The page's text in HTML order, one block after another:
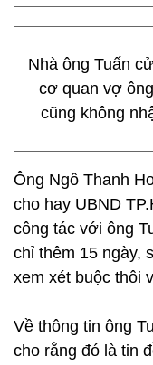
Nhà ông Tuấn
cơ quan vợ
cũng không
Ông Ngô Thanh
cho hay UBND
công tác với ông
chỉ thêm 15 ngày,
xem xét buộc thôi
Về thông tin ông
cho rằng đó là tin